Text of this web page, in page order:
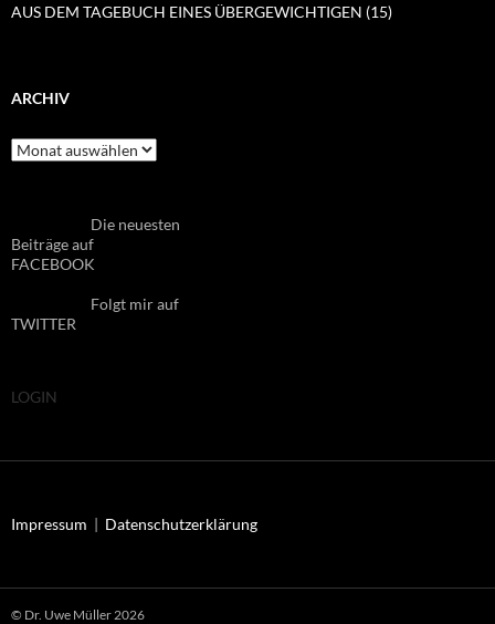
AUS DEM TAGEBUCH EINES ÜBERGEWICHTIGEN (15)
ARCHIV
Archiv
Die neuesten
Beiträge auf
FACEBOOK
Folgt mir auf
TWITTER
LOGIN
Impressum | Datenschutzerklärung
© Dr. Uwe Müller 2026